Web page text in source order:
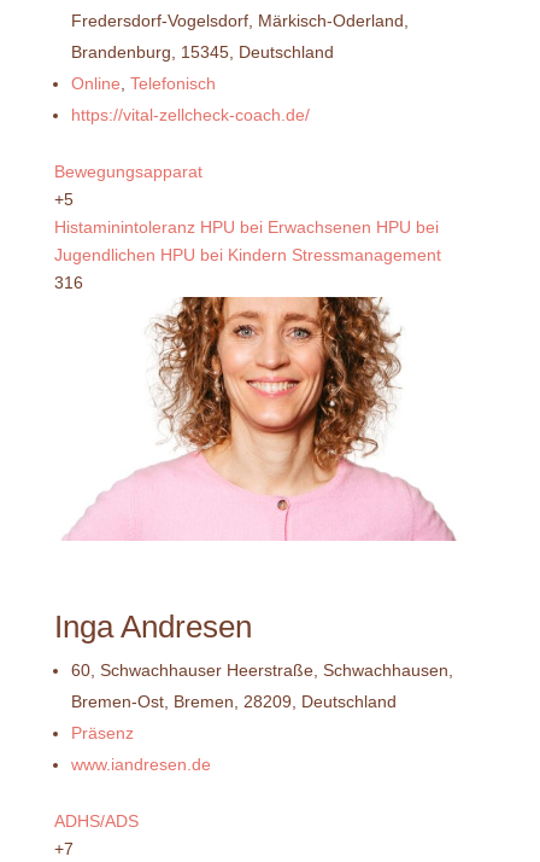
Fredersdorf-Vogelsdorf, Märkisch-Oderland,
Brandenburg, 15345, Deutschland
Online Telefonisch
https://vital-zellcheck-coach.de/
Bewegungsapparat
+5
Histaminintoleranz HPU bei Erwachsenen HPU bei
Jugendlichen HPU bei Kindern Stressmanagement
316
Inga Andresen
60, Schwachhauser Heerstraße, Schwachhausen,
Bremen-Ost, Bremen, 28209, Deutschland
Präsenz
www.iandresen.de
ADHS/ADS
+7